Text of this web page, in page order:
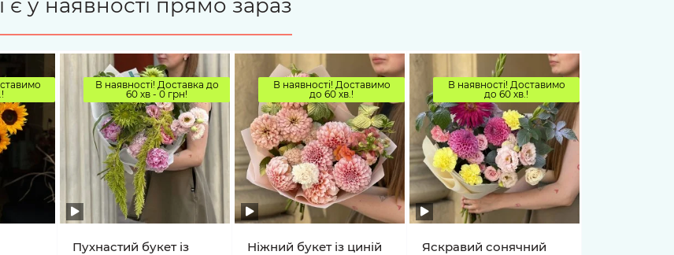
є у наявності прямо зараз
В наявності! Доставка до
60 хв - 0 грн!
Пухнастий букет із
В наявності! Доставимо
до 60 хв.!
Ніжний букет із циній
В наявності! Доставимо
до 60 хв.!
Яскравий сонячний